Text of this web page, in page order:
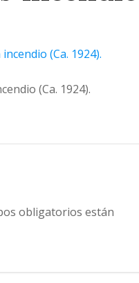
(Ca. 1924).
obligatorios están